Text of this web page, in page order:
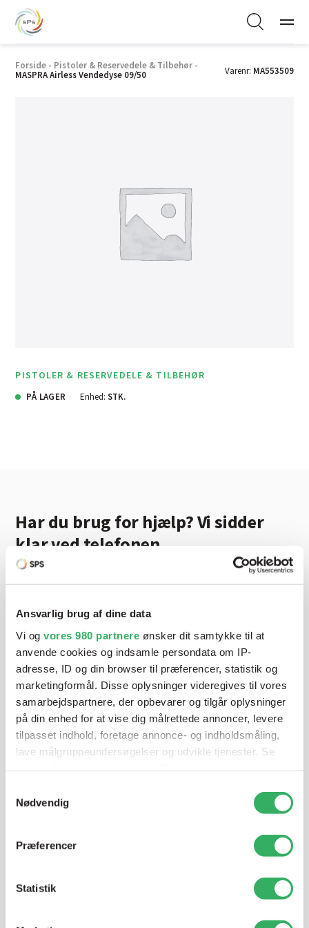
Ansvarlig brug af dine data
Vi og vores 980 partnere ønsker dit samtykke til at
anvende cookies og indsamle persondata om IP-
adresse, ID og din browser til præferencer, statistik og
marketingformål. Disse oplysninger videregives til vores
samarbejdspartnere, der opbevarer og tilgår oplysninger
på din enhed for at vise dig målrettede annoncer, levere
tilpasset indhold, foretage annonce- og indholdsmåling,
lave målgruppeundersøgelser og udvikle tjenester. Se
tilbage eller ændre indstillinger fra vores
"Cookiedeklaration", eller ved at trykke på "Privacy
Nødvendig
Præferencer
Statistik
Forside - Pistoler & Reservedele & Tilbehør -
MASPRA Airless Vendedyse 09/50
Varenr: MA553509
PISTOLER & RESERVEDELE & TILBEHØR
PÅ LAGER Enhed: STK.
Har du brug for hjælp? Vi sidder
klar ved telefonen
en sprøjtepistol eller om du har behov for en
blandeanlægsløsning, kan vi hjælpe dig.
Mandag - Torsdag 07:00-15:30
Fredag 07:00-13:45
T:+45 69 89 81 05